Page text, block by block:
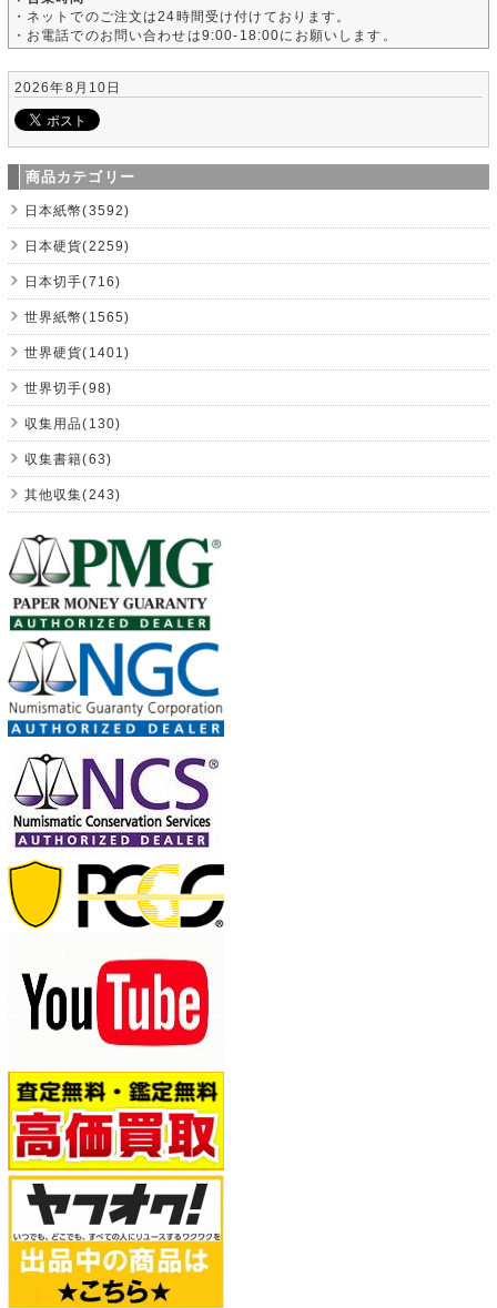
・ネットでのご注文は24時間受け付けております。
・お電話でのお問い合わせは9:00-18:00にお願いします。
2026年8月10日
商品カテゴリー
日本紙幣(3592)
日本硬貨(2259)
日本切手(716)
世界紙幣(1565)
世界硬貨(1401)
世界切手(98)
収集用品(130)
収集書籍(63)
其他収集(243)